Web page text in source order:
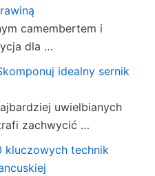
camembertem i
dla …
idealny sernik
uwielbianych
zachwycić …
kluczowych technik